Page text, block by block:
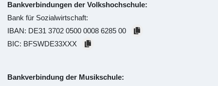
Bankverbindungen der Volkshochschule:
Bank für Sozialwirtschaft:
IBAN: DE31 3702 0500 0008 6285 00
BIC: BFSWDE33XXX
Bankverbindung der Musikschule: